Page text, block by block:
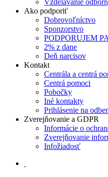
Ako podporiť
Dobrovoľníctvo
Sponzorstvo
PODPORUJEM
2% z dane
Deň narcisov
Kontakt
Centrála a centrá
Centrá pomoci
Pobočky
Iné kontakty
Prihlásenie na
Zverejňovanie a GDPR
Informácie o
Zverejňovanie
Infožiadosť